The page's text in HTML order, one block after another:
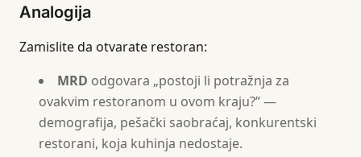
Analogija
Zamislite da otvarate restoran:
MRD odgovara „postoji li potražnja za
ovakvim restoranom u ovom kraju?” —
demografija, pešački saobraćaj, konkurentski
restorani, koja kuhinja nedostaje.